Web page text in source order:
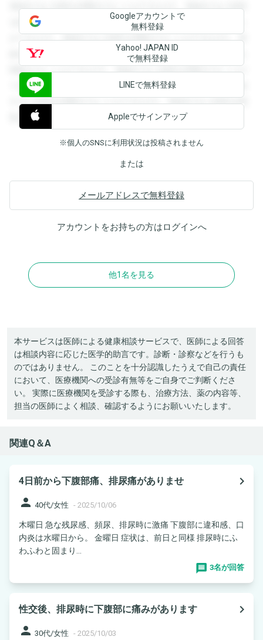
登録すると回答を閲覧することができます。登録すると回答
を閲覧することができます。登録すると回答を閲覧すること
ができます。登録すると回答を閲覧することができます。登
録すると回答を閲覧することができます。登録すると回答を
閲覧することができます。登録すると回答を閲覧することが
できます。登録すると回答を閲覧することができます。登録
すると回答を閲覧することができます。登録すると回答を閲
覧することができます。
Googleアカウントで
無料登録
Yahoo! JAPAN ID
で無料登録
LINEで無料登録
Appleでサインアップ
※個人のSNSに利用状況は投稿されません
または
メールアドレスで無料登録
アカウントをお持ちの方はログインへ
他1名を見る
本サービスは医師による健康相談サービスで、医師による回答
は相談内容に応じた医学的助言です。診断・診察などを行うも
のではありません。 このことを十分認識したうえで自己の責任
において、医療機関への受診有無等をご自身でご判断くださ
い。 実際に医療機関を受診する際も、治療方法、薬の内容等、
担当の医師によく相談、確認するようにお願いいたします。
関連Q＆A
4日前から下腹部痛、排尿痛がありませ
navigate_next
person 40代/女性 - 2025/10/06
木曜日 急な残尿感、頻尿、排尿時に激痛 下腹部に違和感、口
内炎は水曜日から。 金曜日 症状は、前日と同様 排尿時にふ
わふわと固まり...
3名が回答
性交後、排尿時に下腹部に痛みがあります
navigate_next
person 30代/女性 - 2025/10/03